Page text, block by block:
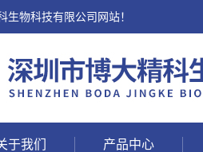
生物科技有限公司网站！
于我们 产品中心